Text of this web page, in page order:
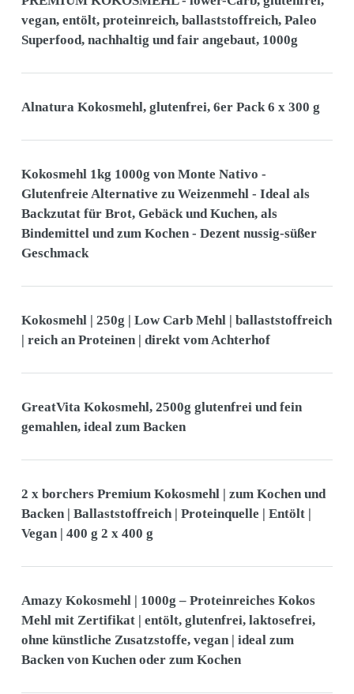
vegan, entölt, proteinreich, ballaststoffreich, Paleo
Superfood, nachhaltig und fair angebaut, 1000g
Alnatura Kokosmehl, glutenfrei, 6er Pack 6 x 300 g
Kokosmehl 1kg 1000g von Monte Nativo -
Glutenfreie Alternative zu Weizenmehl - Ideal als
Backzutat für Brot, Gebäck und Kuchen, als
Bindemittel und zum Kochen - Dezent nussig-süßer
Geschmack
Kokosmehl | 250g | Low Carb Mehl | ballaststoffreich
| reich an Proteinen | direkt vom Achterhof
GreatVita Kokosmehl, 2500g glutenfrei und fein
gemahlen, ideal zum Backen
2 x borchers Premium Kokosmehl | zum Kochen und
Backen | Ballaststoffreich | Proteinquelle | Entölt |
Vegan | 400 g 2 x 400 g
Amazy Kokosmehl | 1000g – Proteinreiches Kokos
Mehl mit Zertifikat | entölt, glutenfrei, laktosefrei,
ohne künstliche Zusatzstoffe, vegan | ideal zum
Backen von Kuchen oder zum Kochen